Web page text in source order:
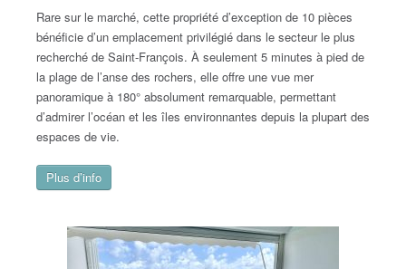
Rare sur le marché, cette propriété d’exception de 10 pièces
bénéficie d’un emplacement privilégié dans le secteur le plus
recherché de Saint-François. À seulement 5 minutes à pied de
la plage de l’anse des rochers, elle offre une vue mer
panoramique à 180° absolument remarquable, permettant
d’admirer l’océan et les îles environnantes depuis la plupart des
espaces de vie.
Plus d’info